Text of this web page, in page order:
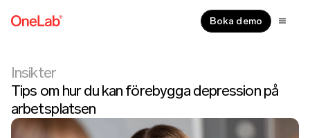
Boka demo
Insikter
Tips om hur du kan förebygga depression på
arbetsplatsen